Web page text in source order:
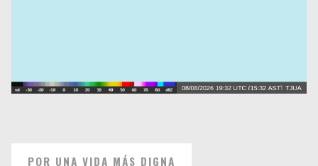
POR UNA VIDA MÁS DIGNA